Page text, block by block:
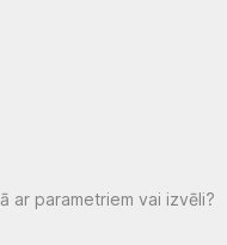
ar parametriem vai izvēli?